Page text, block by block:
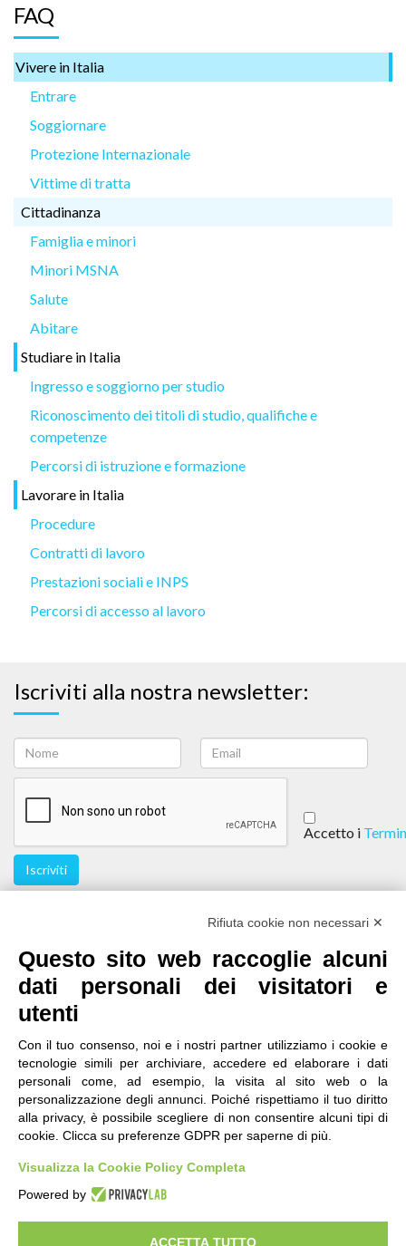
FAQ
Vivere in Italia
Entrare
Soggiornare
Protezione Internazionale
Vittime di tratta
Cittadinanza
Famiglia e minori
Minori MSNA
Salute
Abitare
Studiare in Italia
Ingresso e soggiorno per studio
Riconoscimento dei titoli di studio, qualifiche e
competenze
Percorsi di istruzione e formazione
Lavorare in Italia
Procedure
Contratti di lavoro
Prestazioni sociali e INPS
Percorsi di accesso al lavoro
Iscriviti alla nostra newsletter:
Accetto i
Iscriviti
contatti| qualità accessibilità |privacy|
note legali
IRES Piemonte - Istituto di Ricerche Economico
Sociali del Piemonte
Via Nizza 18, 10125 Torino - C.F.80084650011
P.Iva 04328830015
© 2018 All Rights Reserved
Rifiuta cookie non necessari ✕
Questo sito web raccoglie alcuni
dati personali dei visitatori e
utenti
Con il tuo consenso, noi e i nostri partner utilizziamo i cookie e
tecnologie simili per archiviare, accedere ed elaborare i dati
personali come, ad esempio, la visita al sito web o la
personalizzazione degli annunci. Poiché rispettiamo il tuo diritto
alla privacy, è possibile scegliere di non consentire alcuni tipi di
cookie. Clicca su preferenze GDPR per saperne di più.
Visualizza la Cookie Policy Completa
Powered by
ACCETTA TUTTO